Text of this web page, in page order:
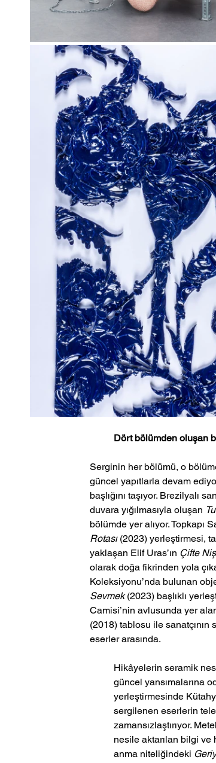
Dört bölümden oluşan
Serginin her bölümü, o
güncel yapıtlarla devam
başlığını taşıyor. Brezilyalı
duvara yığılmasıyla oluşan
bölümde yer alıyor. Topkapı
Rotası (2023) yerleştirmesi,
yaklaşan Elif Uras’ın Çifte
olarak doğa fikrinden yola
Koleksiyonu’nda bulunan
Sevmek (2023) başlıklı
Camisi’nin avlusunda yer
(2018) tablosu ile sanatçının
eserler arasında.
Hikâyelerin seramik
güncel yansımalarına
yerleştirmesinde
sergilenen eserlerin
zamansızlaştırıyor.
nesile aktarılan bilgi ve
anma niteliğindeki